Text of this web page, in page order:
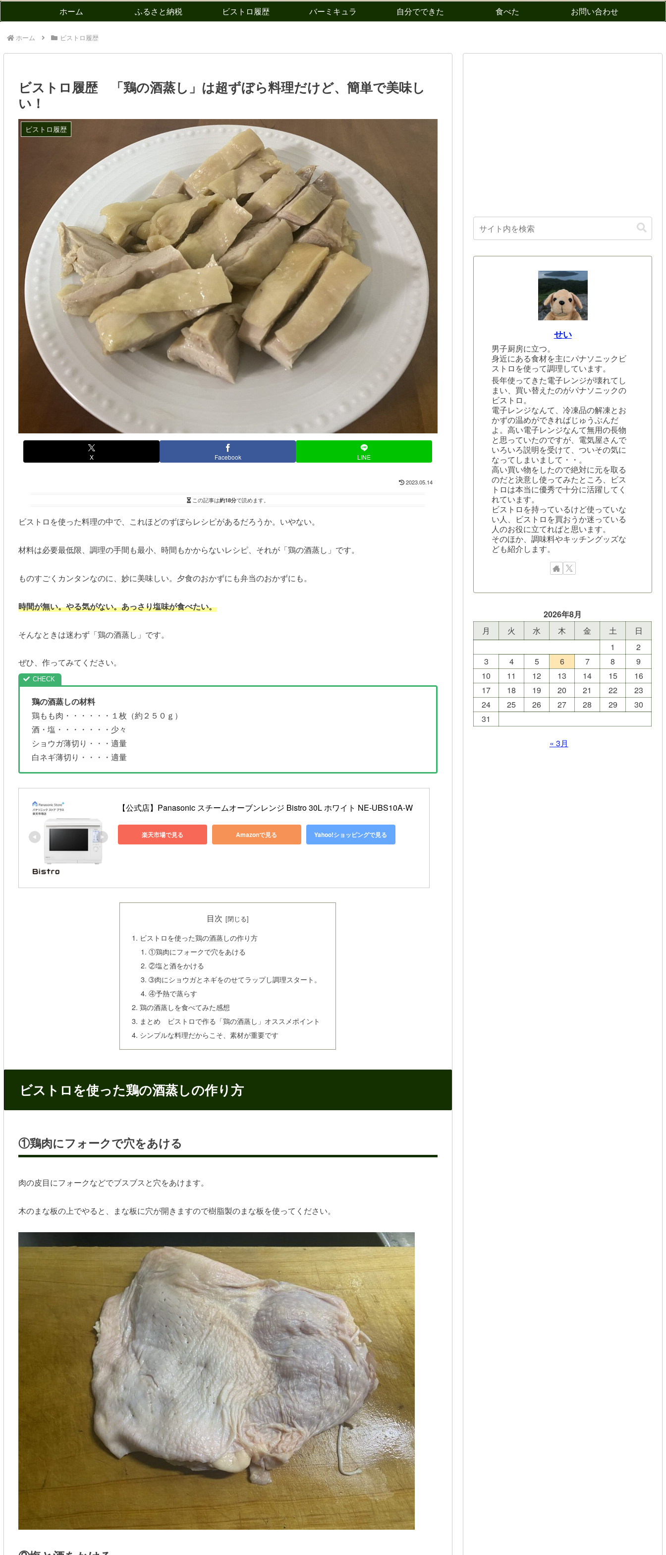
ホーム ふるさと納税 ビストロ履歴 バーミキュラ 自分でできた 食べた お問い合わせ
ホーム ビストロ履歴
ビストロ履歴 「鶏の酒蒸し」は超ずぼら料理だけど、簡単で美味し
い！
ビストロ履歴
X Facebook LINE
2023.05.14
この記事は約18分で読めます。
ビストロを使った料理の中で、これほどのずぼらレシピがあるだろうか。いやない。
材料は必要最低限、調理の手間も最小、時間もかからないレシピ、それが「鶏の酒蒸し」です。
ものすごくカンタンなのに、妙に美味しい。夕食のおかずにも弁当のおかずにも。
時間が無い。やる気がない。あっさり塩味が食べたい。
そんなときは迷わず「鶏の酒蒸し」です。
ぜひ、作ってみてください。
鶏の酒蒸しの材料
鶏もも肉・・・・・・１枚（約２５０ｇ）
酒・塩・・・・・・・少々
ショウガ薄切り・・・適量
白ネギ薄切り・・・・適量
【公式店】Panasonic スチームオーブンレンジ Bistro 30L ホワイト NE-UBS10A-W
楽天市場で見る Amazonで見る Yahoo!ショッピングで見る
目次
ビストロを使った鶏の酒蒸しの作り方
①鶏肉にフォークで穴をあける
②塩と酒をかける
➂肉にショウガとネギをのせてラップし調理スタート。
④予熱で蒸らす
鶏の酒蒸しを食べてみた感想
まとめ ビストロで作る「鶏の酒蒸し」オススメポイント
シンプルな料理だからこそ、素材が重要です
ビストロを使った鶏の酒蒸しの作り方
①鶏肉にフォークで穴をあける
肉の皮目にフォークなどでブスブスと穴をあけます。
木のまな板の上でやると、まな板に穴が開きますので樹脂製のまな板を使ってください。
せい
男子厨房に立つ。
身近にある食材を主にパナソニックビ
ストロを使って調理しています。
長年使ってきた電子レンジが壊れてし
まい、買い替えたのがパナソニックの
ビストロ。
電子レンジなんて、冷凍品の解凍とお
かずの温めができればじゅうぶんだ
よ。高い電子レンジなんて無用の長物
と思っていたのですが、電気屋さんで
いろいろ説明を受けて、ついその気に
なってしまいまして・・。
高い買い物をしたので絶対に元を取る
のだと決意し使ってみたところ、ビス
トロは本当に優秀で十分に活躍してく
れています。
ビストロを持っているけど使っていな
い人、ビストロを買おうか迷っている
人のお役に立てればと思います。
そのほか、調味料やキッチングッズな
ども紹介します。
2026年8月
月
火 水 木 金 土
日
1
2
3
4 5 6 7 8
9
10
11 12 13 14 15
16
17
18 19 20 21 22
23
24
25 26 27 28 29
30
31
« 3月